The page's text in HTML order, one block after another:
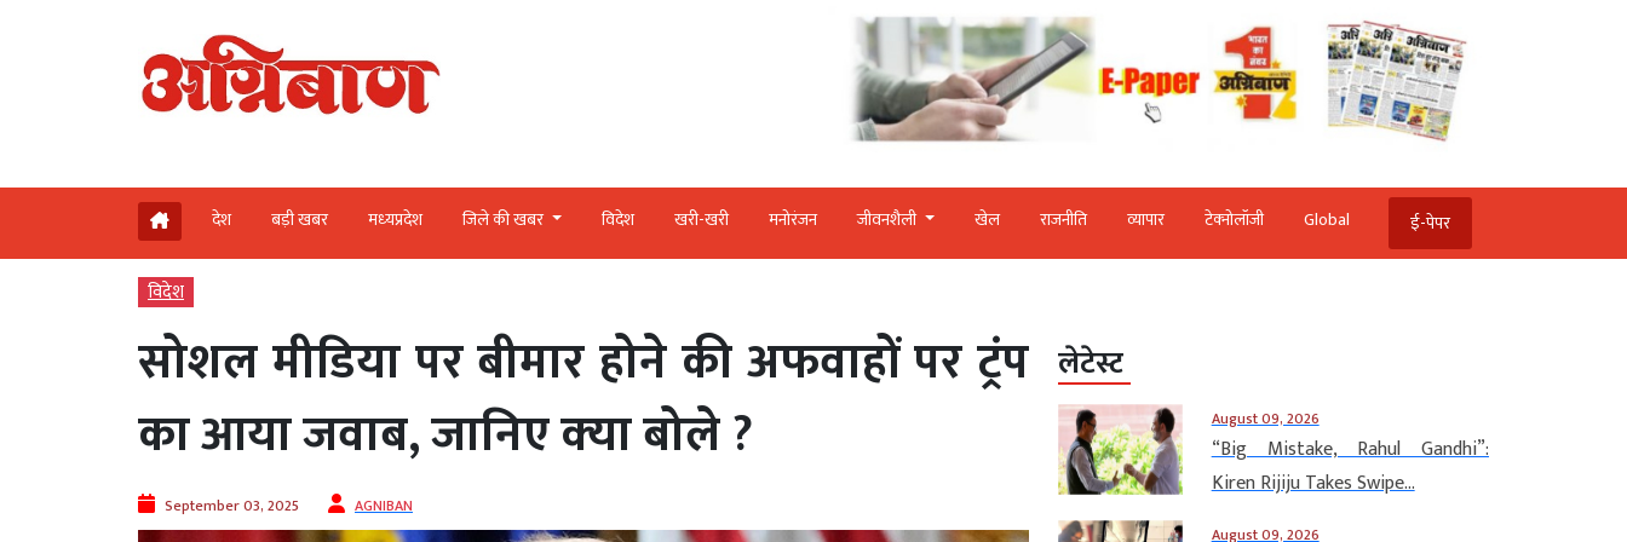
देश बड़ी खबर मध्‍यप्रदेश जिले की खबर विदेश खरी-खरी मनोरंजन जीवनशैली खेल राजनीति व्‍यापार टेक्‍नोलॉजी Global ई-पेपर
विदेश
सोशल मीडिया पर बीमार होने की अफवाहों पर ट्रंप
का आया जवाब, जानिए क्‍या बोले ?
September 03, 2025 AGNIBAN
लेटेस्ट
August 09, 2026
“Big Mistake, Rahul Gandhi”:
Kiren Rijiju Takes Swipe...
August 09, 2026